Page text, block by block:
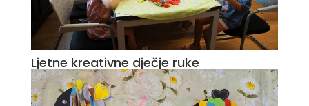
Ljetne kreativne dječje ruke